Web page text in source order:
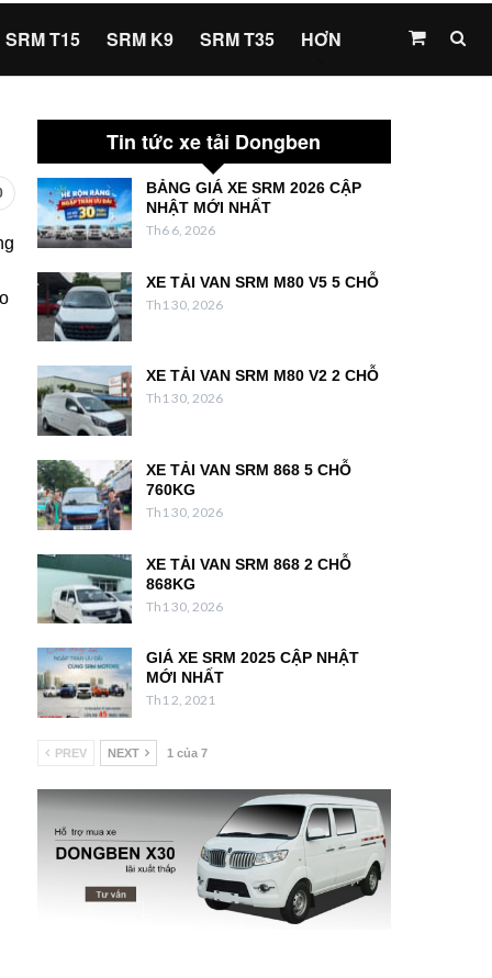
SRM T15 SRM K9 SRM T35 HƠN
Tin tức xe tải Dongben
BẢNG GIÁ XE SRM 2026 CẬP
NHẬT MỚI NHẤT
Th6 6, 2026
XE TẢI VAN SRM M80 V5 5 CHỖ
Th1 30, 2026
XE TẢI VAN SRM M80 V2 2 CHỖ
Th1 30, 2026
XE TẢI VAN SRM 868 5 CHỖ
760KG
Th1 30, 2026
XE TẢI VAN SRM 868 2 CHỖ
868KG
Th1 30, 2026
GIÁ XE SRM 2025 CẬP NHẬT
MỚI NHẤT
Th1 2, 2021
PREV NEXT 1 của 7